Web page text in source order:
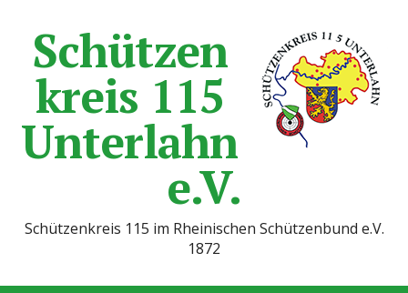
Schützen
kreis 115
Unterlahn
e.V.
Schützenkreis 115 im Rheinischen Schützenbund e.V.
1872